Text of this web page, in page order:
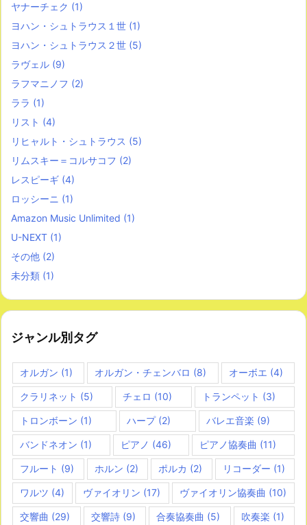
ヤナーチェク (1)
ヨハン・シュトラウス１世 (1)
ヨハン・シュトラウス２世 (5)
ラヴェル (9)
ラフマニノフ (2)
ララ (1)
リスト (4)
リヒャルト・シュトラウス (5)
リムスキー＝コルサコフ (2)
レスピーギ (4)
ロッシーニ (1)
Amazon Music Unlimited (1)
U-NEXT (1)
その他 (2)
未分類 (1)
ジャンル別タグ
オルガン (1) オルガン・チェンバロ (8) オーボエ (4)
クラリネット (5) チェロ (10) トランペット (3)
トロンボーン (1) ハープ(2) バレエ音楽 (9)
バンドネオン (1) ピアノ (46) ピアノ協奏曲 (11)
フルート (9) ホルン (2) ポルカ (2) リコーダー (1)
ワルツ (4) ヴァイオリン (17) ヴァイオリン協奏曲 (10)
交響曲 (29) 交響詩(9) 合奏協奏曲 (5) 吹奏楽 (1)